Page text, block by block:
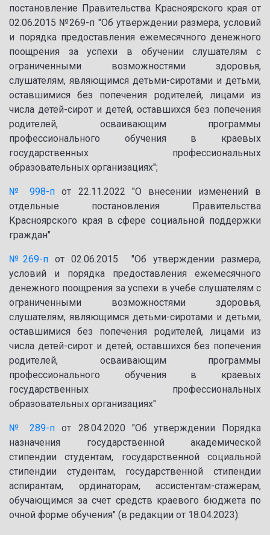
постановление Правительства Красноярского края от
02.06.2015 №269-п "Об утверждении размера, условий
и порядка предоставления ежемесячного денежного
поощрения за успехи в обучении слушателям с
ограниченными возможностями здоровья,
слушателям, являющимся детьми-сиротами и детьми,
оставшимися без попечения родителей, лицами из
числа детей-сирот и детей, оставшихся без попечения
родителей, осваивающим программы
профессионального обучения в краевых
государственных профессиональных
образовательных организациях";
№ 998-п от 22.11.2022 "О внесении изменений в
отдельные постановления Правительства
Красноярского края в сфере социальной поддержки
граждан"
№269-п от 02.06.2015 "Об утверждении размера,
условий и порядка предоставления ежемесячного
денежного поощрения за успехи в учебе слушателям с
ограниченными возможностями здоровья,
слушателям, являющимся детьми-сиротами и детьми,
оставшимися без попечения родителей, лицами из
числа детей-сирот и детей, оставшихся без попечения
родителей, осваивающим программы
профессионального обучения в краевых
государственных профессиональных
образовательных организациях"
№ 289-п от 28.04.2020 "Об утверждении Порядка
назначения государственной академической
стипендии студентам, государственной социальной
стипендии студентам, государственной стипендии
аспирантам, ординаторам, ассистентам-стажерам,
обучающимся за счет средств краевого бюджета по
очной форме обучения" (в редакции от 18.04.2023):